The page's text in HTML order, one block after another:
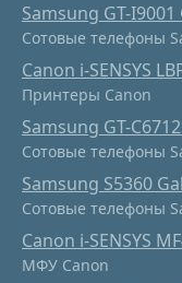
Samsung GT-I9001
Сотовые телефоны
Canon i-SENSYS
Принтеры Canon
Samsung GT-
Сотовые телефоны
Samsung S5360
Сотовые телефоны
Canon i-SENSYS
МФУ Canon